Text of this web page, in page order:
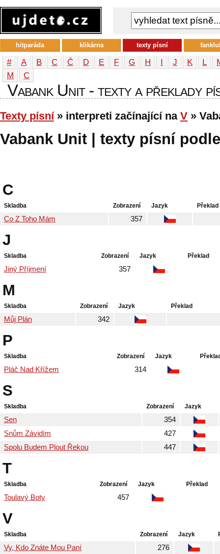
# A B C Č D E F G H I J K L
М
С
Vabank Unit - texty a překlady
Texty písní» interpreti začínající na V »
Vabank Unit | texty písní
C
Skladba Zobrazení Jazyk Překlad
Co Z Toho Mám 357
J
Skladba Zobrazení Jazyk Překlad
Jiný Příjmení 357
M
Skladba Zobrazení Jazyk Překlad
Můj Plán 342
P
Skladba Zobrazení Jazyk
Pláč Nad Křížem 314
S
Skladba Zobrazení Jazyk
Sen
354
Snům Závidím
427
Spolu Budem Plout Řekou
447
T
Skladba Zobrazení Jazyk Překlad
Toulavý Boty 457
V
Skladba Zobrazení Jazyk
Vy, Kdo Znáte Mou Paní 276
hitparáda klikárna texty písní